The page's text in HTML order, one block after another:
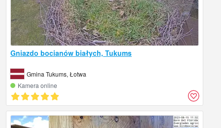
Gniazdo bocianów białych, Tukums
Gmina Tukums, Łotwa
Kamera online